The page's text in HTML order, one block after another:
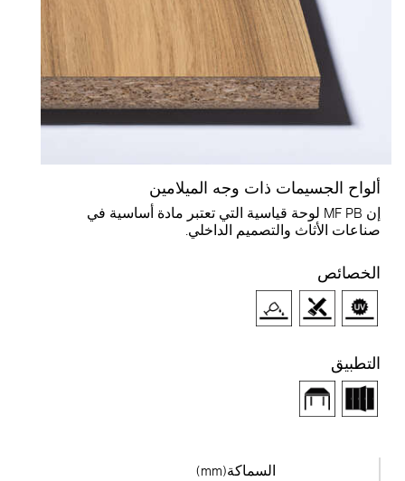
الجسيمات ذات وجه الميلامين
إن MF PB لوحة قياسية التي تعتبر مادة أساسية في
الأثاث والتصميم الداخلي.
السماكة(mm)